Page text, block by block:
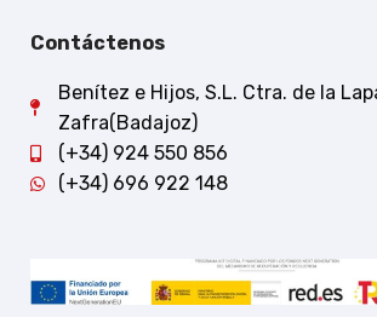
Contáctenos
Benítez e Hijos, S.L. Ctra. de la
Zafra(Badajoz)
(+34) 924 550 856
(+34) 696 922 148